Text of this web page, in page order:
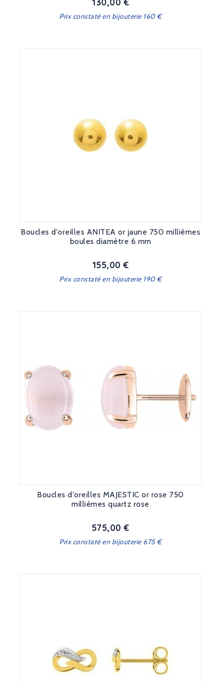
Prix constaté en bijouterie 160 €
Boucles d'oreilles ANITEA or jaune 750 millièmes
boules diamètre 6 mm
Prix
155,00 €
Prix constaté en bijouterie 190 €
Boucles d'oreilles MAJESTIC or rose 750
millièmes quartz rose
Prix
575,00 €
Prix constaté en bijouterie 675 €